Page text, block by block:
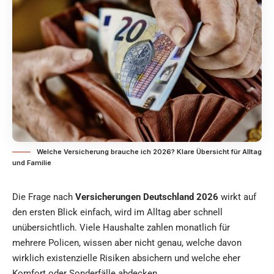
Welche Versicherung brauche ich 2026? Klare Übersicht für Alltag
und Familie
Die Frage nach Versicherungen Deutschland 2026 wirkt auf
den ersten Blick einfach, wird im Alltag aber schnell
unübersichtlich. Viele Haushalte zahlen monatlich für
mehrere Policen, wissen aber nicht genau, welche davon
wirklich existenzielle Risiken absichern und welche eher